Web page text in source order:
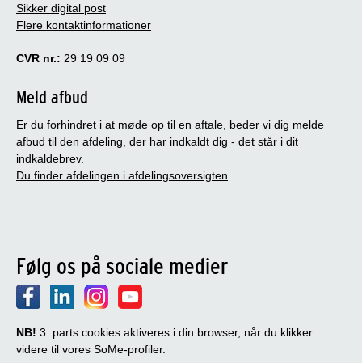
Sikker digital post
Flere kontaktinformationer
CVR nr.: 29 19 09 09
Meld afbud
Er du forhindret i at møde op til en aftale, beder vi dig melde
afbud til den afdeling, der har indkaldt dig - det står i dit
indkaldebrev.
Du finder afdelingen i afdelingsoversigten
Følg os på sociale medier
NB! 3. parts cookies aktiveres i din browser, når du klikker
videre til vores SoMe-profiler.